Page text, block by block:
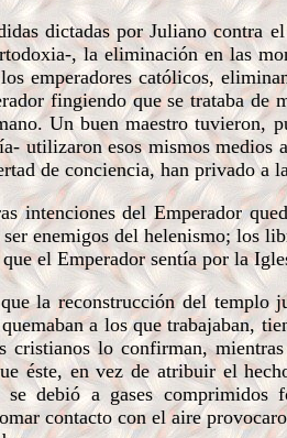
dictadas por Juliano contra el
, la eliminación en las
emperadores católicos,
fingiendo que se trataba de
Un buen maestro tuvieron,
utilizaron esos mismos medios
de conciencia, han privado a
intenciones del Emperador
ser enemigos del helenismo; los
el Emperador sentía por la
la reconstrucción del templo
a los que trabajaban,
cristianos lo confirman,
éste, en vez de atribuir el
se debió a gases comprimidos
contacto con el aire